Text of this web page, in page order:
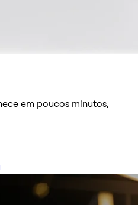
em poucos minutos,